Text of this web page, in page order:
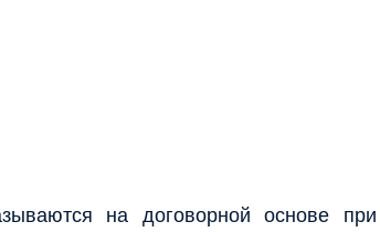
на договорной основе при